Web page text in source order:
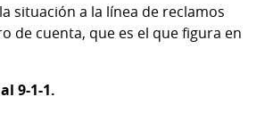
situación a la línea de reclamos
de cuenta, que es el que figura en
9-1-1.